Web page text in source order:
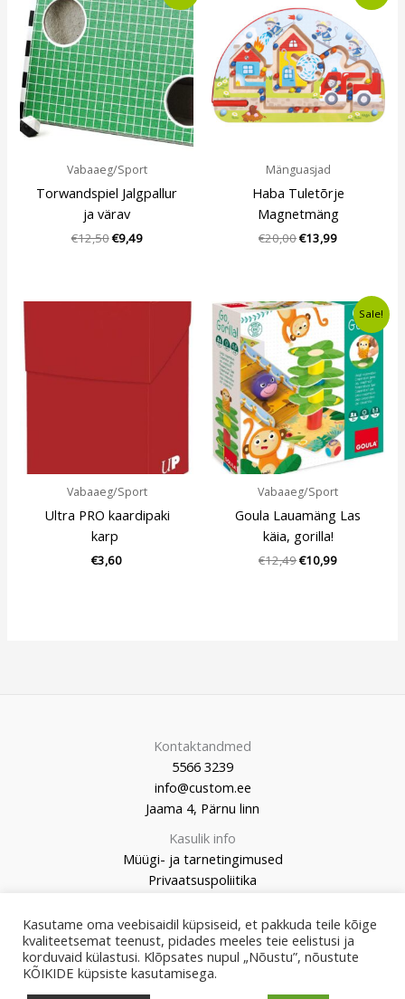
Vabaaeg/Sport
Torwandspiel Jalgpallur
ja värav
€12,50
oli:
€12,50.
€9,49
is:
€9,49.
Mänguasjad
Haba Tuletõrje
Magnetmäng
€20,00
oli:
€20,00.
€13,99
is:
€13,99.
Vabaaeg/Sport
Ultra PRO kaardipaki
karp
€3,60
Sale!
Vabaaeg/Sport
Goula Lauamäng Las
käia, gorilla!
€12,49
Algne
hind
oli:
€12,49.
€10,99
Current
price
€10,99.
Kontaktandmed
5566 3239
info@custom.ee
Jaama 4, Pärnu linn
Kasulik info
Müügi- ja tarnetingimused
Privaatsuspoliitika
© 2026 Custom Market
Kasutame oma veebisaidil küpsiseid, et pakkuda teile kõige
kvaliteetsemat teenust, pidades meeles teie eelistusi ja
korduvaid külastusi. Klõpsates nupul „Nõustu”, nõustute
KÕIKIDE küpsiste kasutamisega.